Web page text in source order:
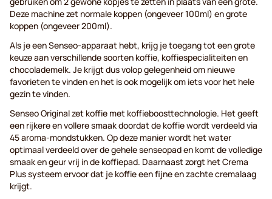
Deze machine zet normale koppen (ongeveer 100ml) en grote
koppen (ongeveer 200ml).
Als je een Senseo-apparaat hebt, krijg je toegang tot een grote
keuze aan verschillende soorten koffie, koffiespecialiteiten en
chocolademelk. Je krijgt dus volop gelegenheid om nieuwe
favorieten te vinden en het is ook mogelijk om iets voor het hele
gezin te vinden.
Senseo Original zet koffie met koffieboosttechnologie. Het geeft
een rijkere en vollere smaak doordat de koffie wordt verdeeld via
45 aroma-mondstukken. Op deze manier wordt het water
optimaal verdeeld over de gehele senseopad en komt de volledige
smaak en geur vrij in de koffiepad. Daarnaast zorgt het Crema
Plus systeem ervoor dat je koffie een fijne en zachte cremalaag
krijgt.